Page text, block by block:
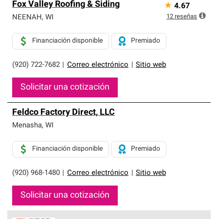
Fox Valley Roofing & Siding
NEENAH, WI
(920) 722-7682 Correo electrónico Sitio web
Financiación disponible Premiado
Solicitar una cotización
★ 4.67
12 reseñas
Feldco Factory Direct, LLC
Menasha, WI
(920) 968-1480 Correo electrónico Sitio web
Financiación disponible Premiado
Solicitar una cotización